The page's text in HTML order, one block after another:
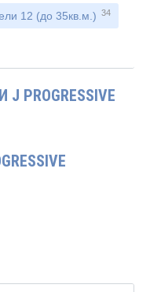
12 (до 35кв.м.) 34
PROGRESSIVE